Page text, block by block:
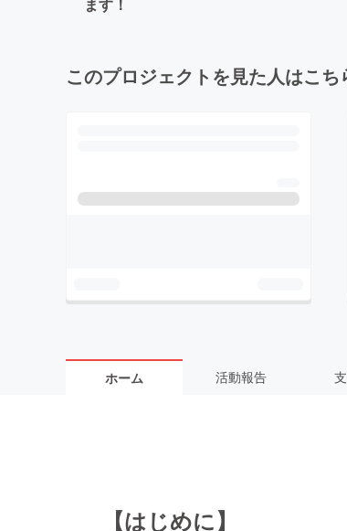
このプロジェクトを見た人はこ
ホーム 活動報告
【はじめに】